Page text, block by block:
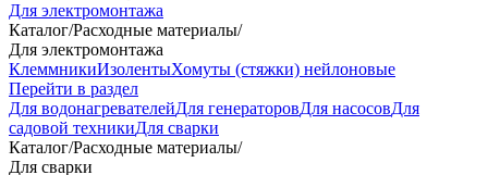
Для электромонтажа
Каталог/Расходные материалы/
Для электромонтажа
КлеммникиИзолентыХомуты (стяжки) нейлоновые
Перейти в раздел
Для водонагревателейДля генераторовДля насосовДля
садовой техникиДля сварки
Каталог/Расходные материалы/
Для сварки